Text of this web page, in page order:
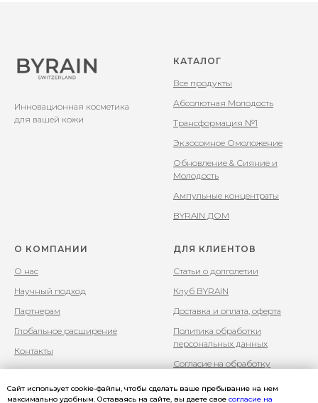
Инновационная косметика
для вашей кожи
КАТАЛОГ
Все продукты
Абсолютная Молодость
Трансформация №1
Экзосомное Омоложение
Обновление & Сияние и
Молодость
Ампульные концентраты
BYRAIN ДОМ
О КОМПАНИИ
О нас
Научный подход
Партнерам
Глобальное расширение
Контакты
ДЛЯ КЛИЕНТОВ
Статьи о долголетии
Клуб BYRAIN
Доставка и оплата, оферта
Политика обработки
персональных данных
Согласие на обработку
Сайт использует cookie-файлы, чтобы сделать ваше пребывание на нем
максимально удобным. Оставаясь на сайте, вы даете свое согласие на